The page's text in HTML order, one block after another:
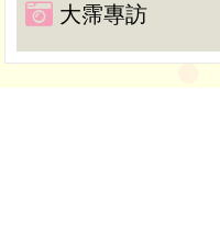
大霈專訪